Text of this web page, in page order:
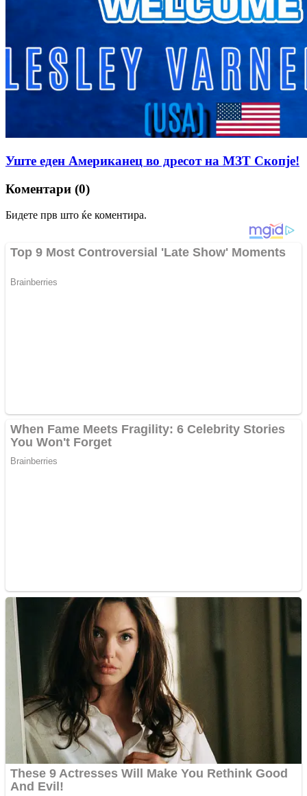
Уште еден Американец во дресот на МЗТ Скопје!
Коментари (0)
Бидете прв што ќе коментира.